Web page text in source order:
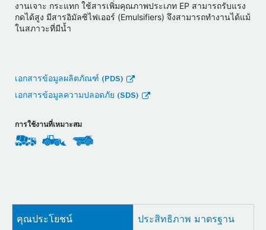
งานเจาะ กระแทก ใช้สารเพิ่มคุณภาพประเภท EP สามารถรับแรง
กดได้สูง มีสารอิมัลซิไฟเออร์ (Emulsifiers) จึงสามารถทำงานได้แม้
ในสภาวะที่มีน้ำ
เอกสารข้อมูลผลิตภัณฑ์ (PDS)
เอกสารข้อมูลความปลอดภัย (SDS)
การใช้งานที่เหมาะสม
คุณประโยชน์ ประสิทธิภาพ มาตรฐาน